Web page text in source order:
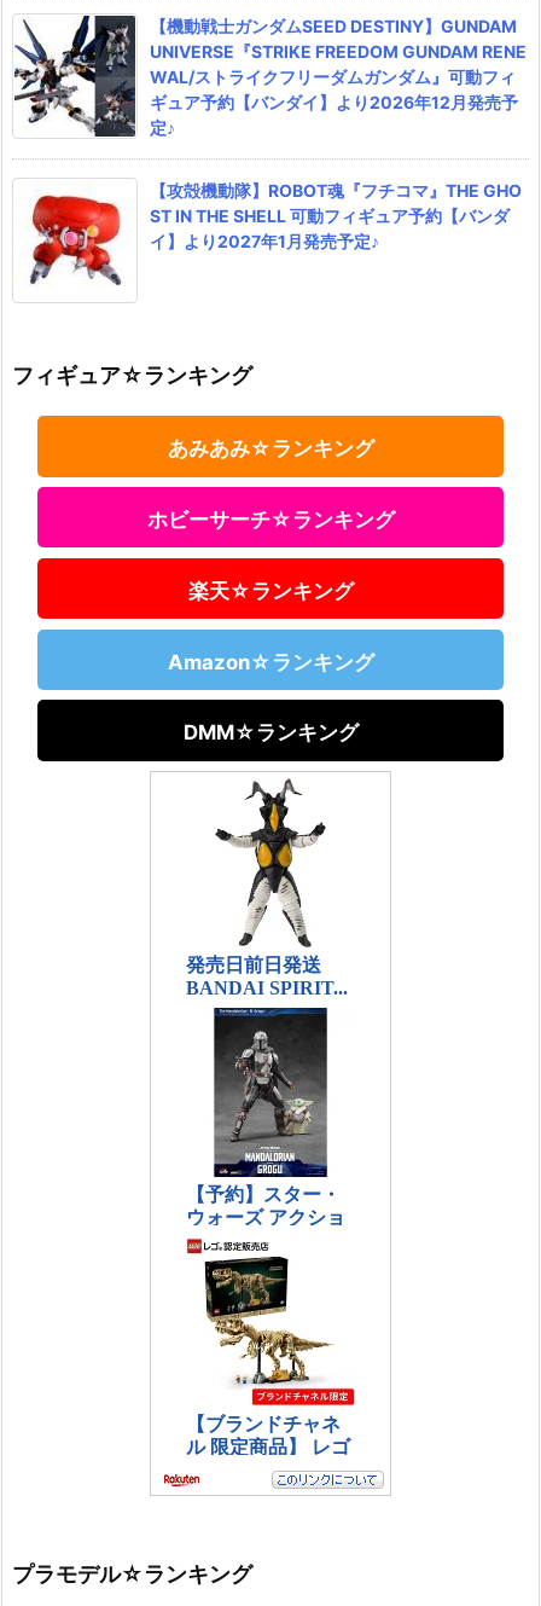
【機動戦士ガンダムSEED DESTINY】GUNDAM
UNIVERSE『STRIKE FREEDOM GUNDAM RENE
WAL/ストライクフリーダムガンダム』可動フィ
ギュア予約【バンダイ】より2026年12月発売予
定♪
【攻殻機動隊】ROBOT魂『フチコマ』THE GHO
ST IN THE SHELL 可動フィギュア予約【バンダ
イ】より2027年1月発売予定♪
フィギュア☆ランキング
あみあみ☆ランキング
ホビーサーチ☆ランキング
楽天☆ランキング
Amazon☆ランキング
DMM☆ランキング
プラモデル☆ランキング